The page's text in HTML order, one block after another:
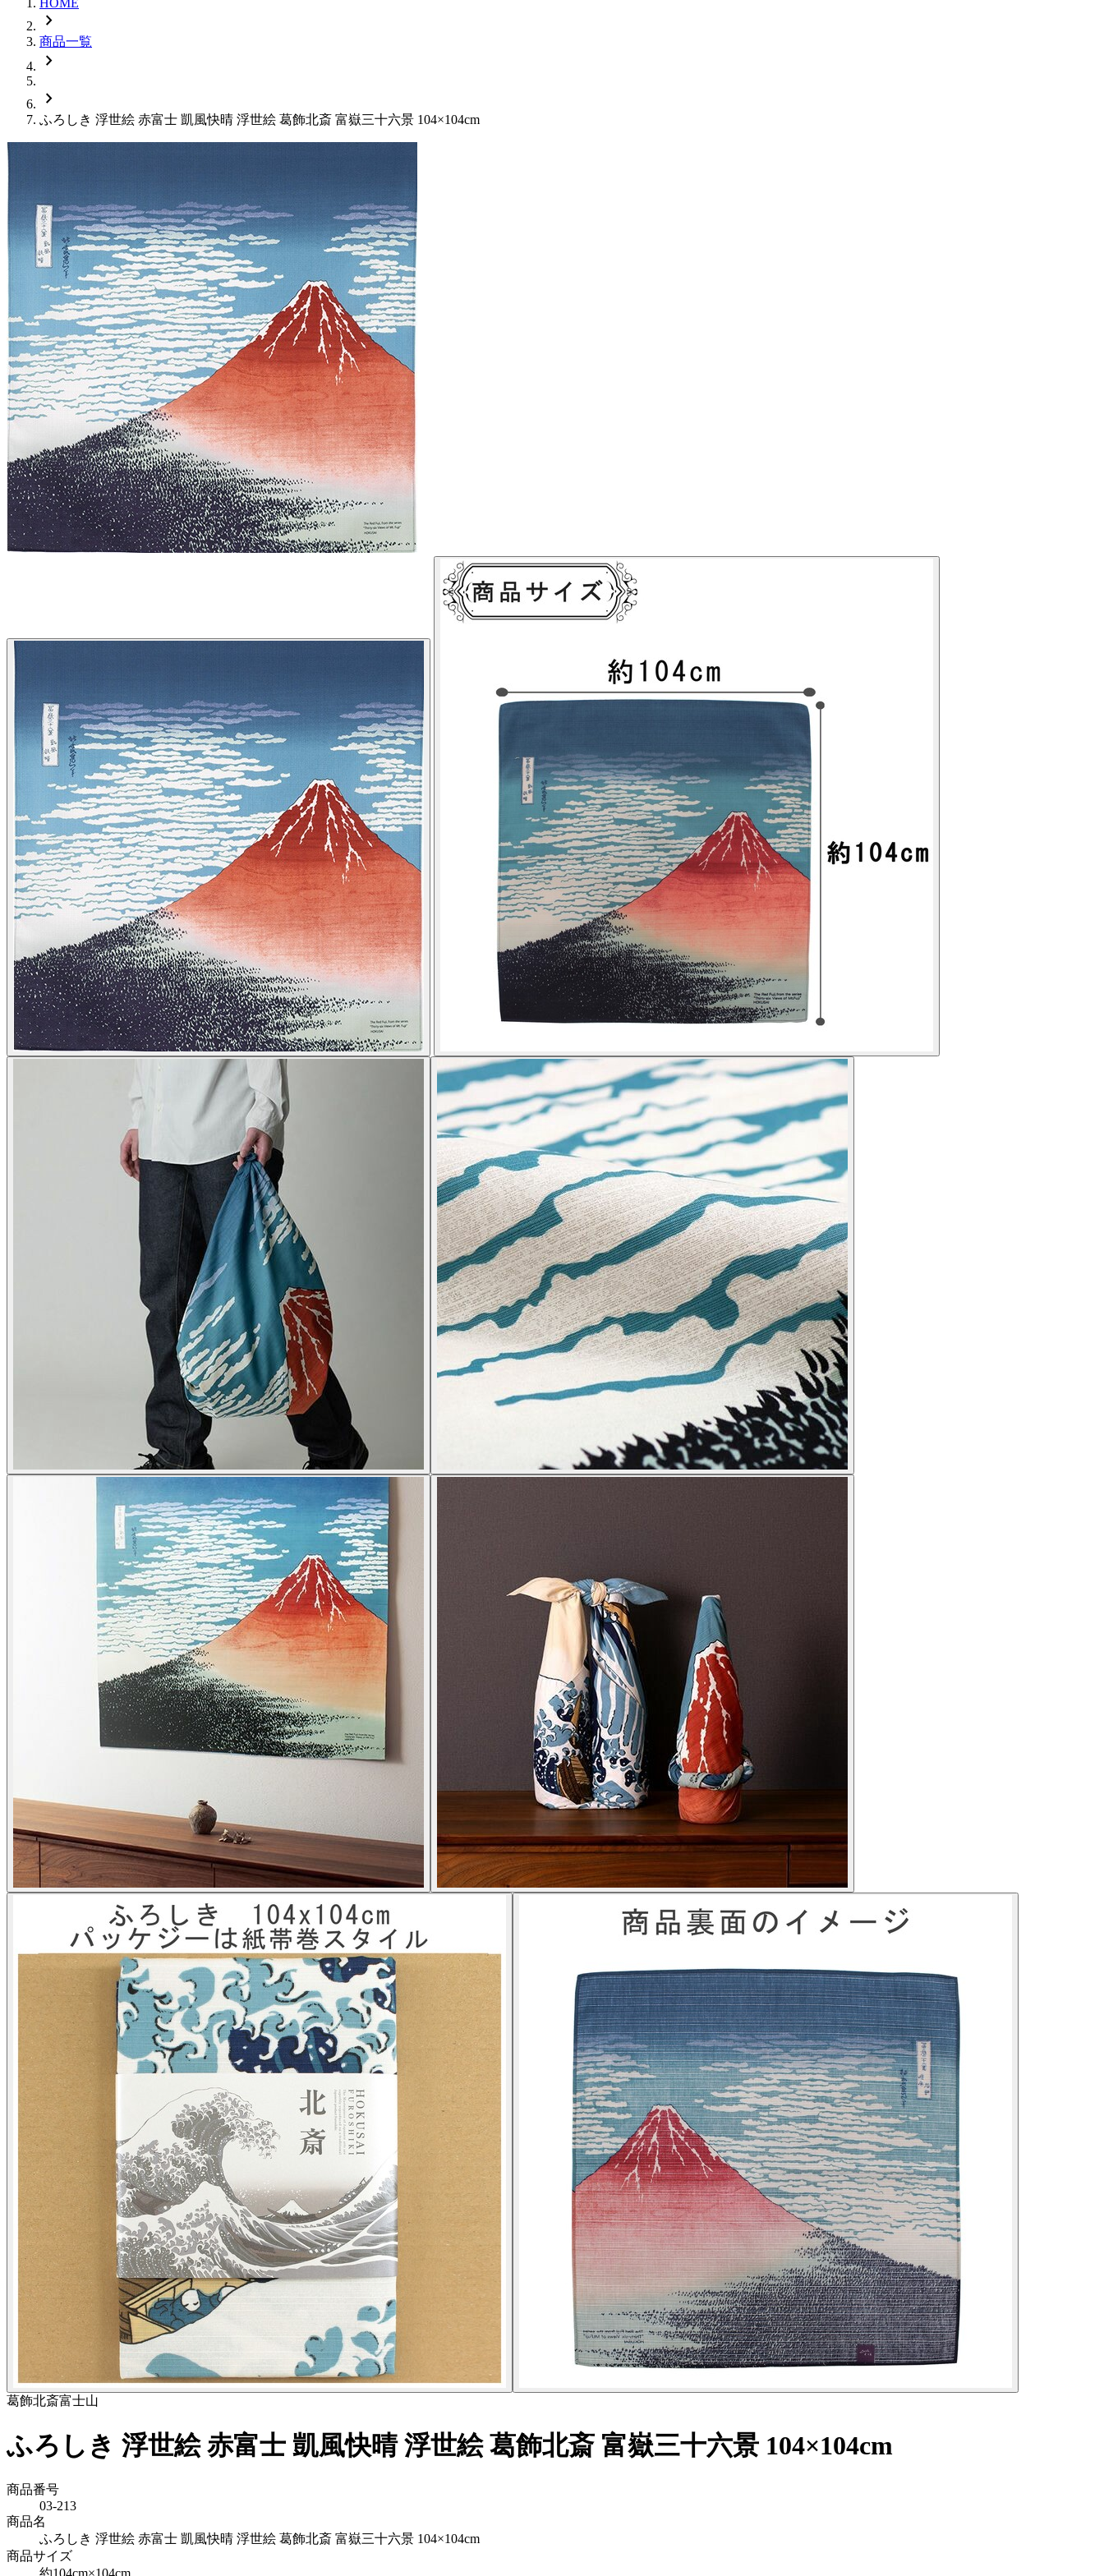
HOME
chevron_right
商品一覧
chevron_right
chevron_right
ふろしき 浮世絵 赤富士 凱風快晴 浮世絵 葛飾北斎 富嶽三十六景 104×104cm
葛飾北斎富士山
ふろしき 浮世絵 赤富士 凱風快晴 浮世絵 葛飾北斎 富嶽三十六景 104×104cm
商品番号
03-213
商品名
ふろしき 浮世絵 赤富士 凱風快晴 浮世絵 葛飾北斎 富嶽三十六景 104×104cm
商品サイズ